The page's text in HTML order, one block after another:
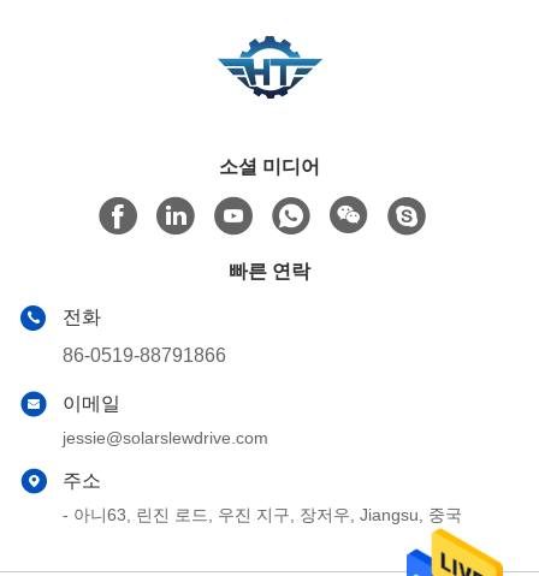
소셜 미디어
빠른 연락
전화
86-0519-88791866
이메일
jessie@solarslewdrive.com
주소
- 아니63, 린진 로드, 우진 지구, 장저우, Jiangsu, 중국